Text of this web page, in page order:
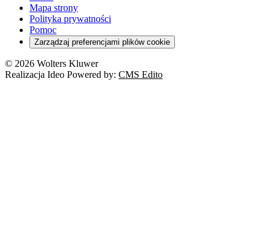
Mapa strony
Polityka prywatności
Pomoc
Zarządzaj preferencjami plików cookie
© 2026 Wolters Kluwer
Realizacja Ideo Powered by: CMS Edito